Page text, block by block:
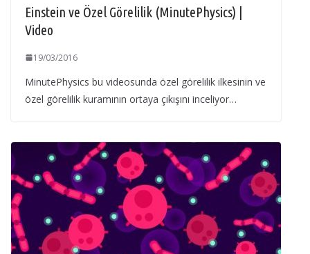
Einstein ve Özel Görelilik (MinutePhysics) |
Video
19/03/2016
MinutePhysics bu videosunda özel görelilik ilkesinin ve
özel görelilik kuramının ortaya çıkışını inceliyor…